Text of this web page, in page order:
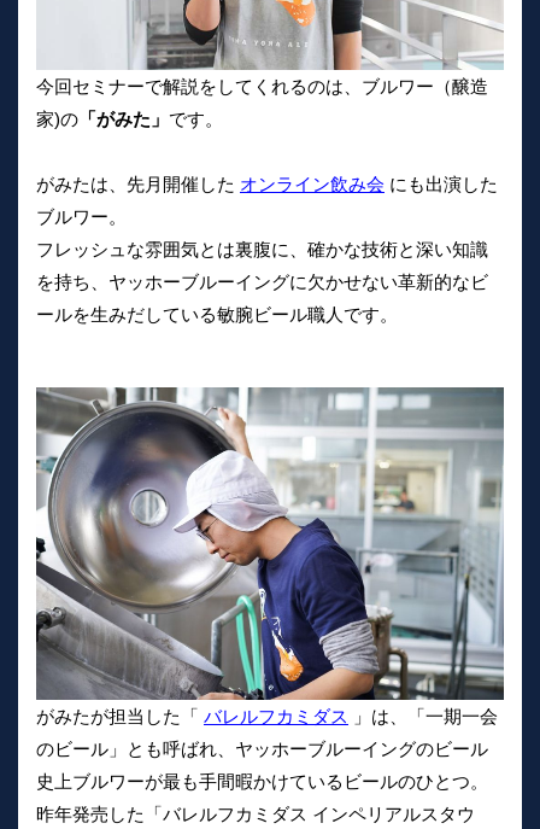
今回セミナーで解説をしてくれるのは、ブルワー（醸造
家)の 「がみた」 です。
がみたは、先月開催した オンライン飲み会 にも出演した
ブルワー。
フレッシュな雰囲気とは裏腹に、確かな技術と深い知識
を持ち、ヤッホーブルーイングに欠かせない革新的なビ
ールを生みだしている敏腕ビール職人です。
がみたが担当した「 バレルフカミダス
」は、「一期一会
のビール」とも呼ばれ、ヤッホーブルーイングのビール
史上ブルワーが最も手間暇かけているビールのひとつ。
昨年発売した「バレルフカミダス インペリアルスタウ